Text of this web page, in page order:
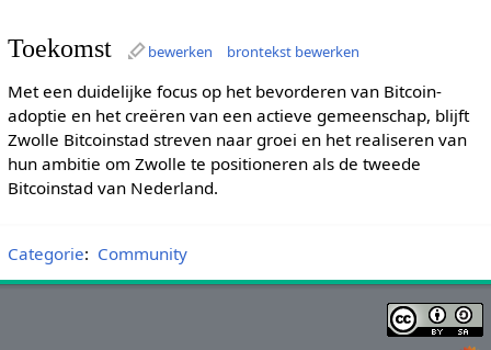
Toekomst bewerken brontekst bewerken
Met een duidelijke focus op het bevorderen van Bitcoin-
adoptie en het creëren van een actieve gemeenschap, blijft
Zwolle Bitcoinstad streven naar groei en het realiseren van
hun ambitie om Zwolle te positioneren als de tweede
Bitcoinstad van Nederland.
Categorie: Community